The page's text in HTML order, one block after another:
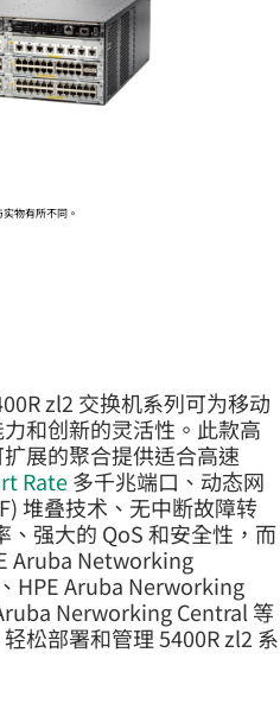
物有所不同。
zl2 交换机系列可为移动
和创新的灵活性。此款高
展的聚合提供适合高速
Rate多千兆端口、动态网
堆叠技术、无中断故障转
强大的 QoS 和安全性，而
Aruba Networking
HPE Aruba Nerworking
Nerworking Central 等
松部署和管理 5400R zl2 系